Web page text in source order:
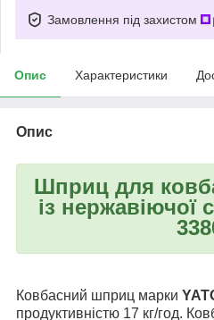
Замовлення під захистом
Опис Характеристики
Опис
Шприц для
із нержавіючої
Ковбасний шприц марки
продуктивністю 17 кг/год.